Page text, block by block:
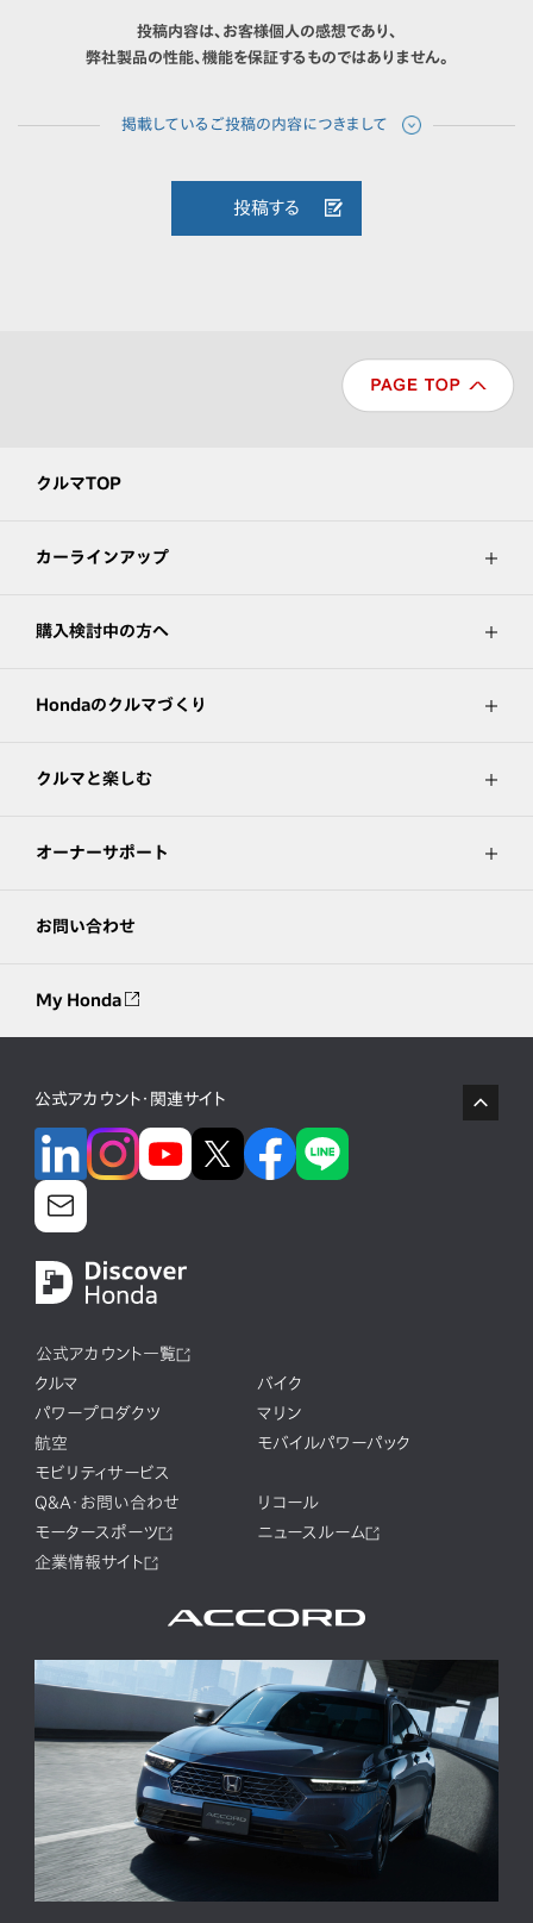
投稿内容は、お客様個人の感想であり、
弊社製品の性能、機能を保証するものではありません。
投稿する
クルマTOP
カーラインアップ
購入検討中の方へ
Hondaのクルマづくり
クルマと楽しむ
オーナーサポート
お問い合わせ
My Honda
公式アカウント・関連サイト
公式アカウント一覧
クルマ
バイク
パワープロダクツ
マリン
航空
モバイルパワーパック
モビリティサービス
Q&A・お問い合わせ
リコール
モータースポーツ
ニュースルーム
企業情報サイト